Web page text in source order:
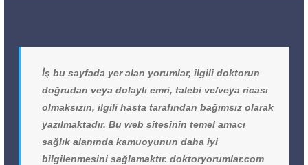
İş bu sayfada yer alan yorumlar, ilgili doktorun
doğrudan veya dolaylı emri, talebi ve/veya ricası
olmaksızın, ilgili hasta tarafından bağımsız olarak
yazılmaktadır. Bu web sitesinin temel amacı
sağlık alanında kamuoyunun daha iyi
bilgilenmesini sağlamaktır. doktoryorumlar.com